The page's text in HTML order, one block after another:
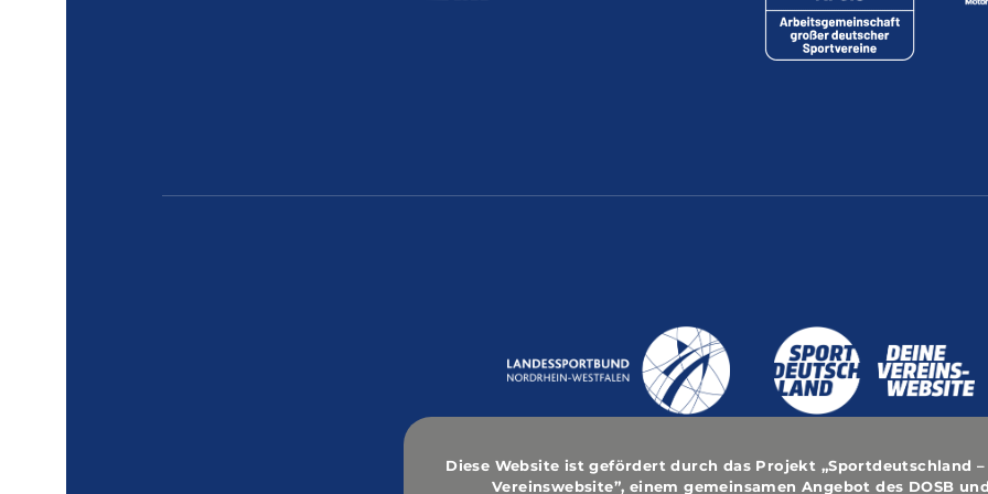
Diese Website ist gefördert durch das Projekt „Sportdeutschland –
Vereinswebsite”, einem gemeinsamen Angebot des DOSB und